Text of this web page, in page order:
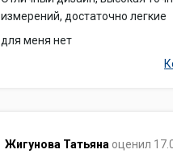
измерений, достаточно легкие
для меня нет
Жигунова Татьяна оценил